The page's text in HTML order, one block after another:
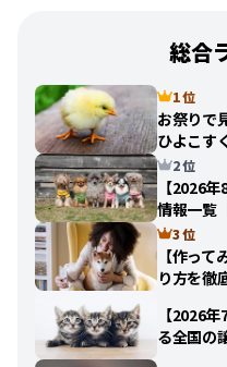
総合
1 位
お祭りで
ひよこす
2 位
【2026
情報一覧
3 位
【作っ
り方を徹
【2026
る全国の